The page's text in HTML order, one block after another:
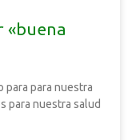
«buena
para para nuestra
para nuestra salud